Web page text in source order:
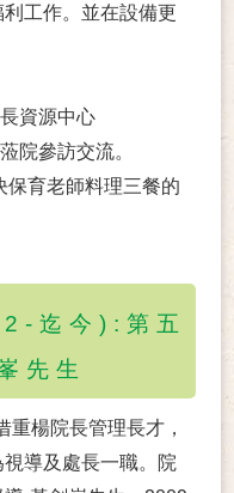
工作。並在設備更
資源中心
院參訪交流。
保育老師料理三餐的
迄今):第五
先生
楊院長管理長才，
導及處長一職。院